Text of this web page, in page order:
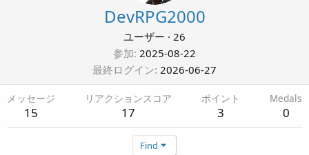
DevRPG2000
ユーザー · 26
参加 2025-08-22
最終ログイン 2026-06-27
メッセージ
15
リアクションスコア
17
ポイント
3
Medals
0
Find